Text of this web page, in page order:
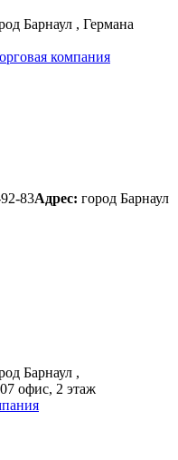
Барнаул , Германа
компания
83Адрес: город Барнаул
Барнаул ,
офис, 2 этаж